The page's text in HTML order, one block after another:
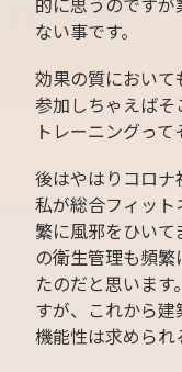
的に思うのですが
ない事です。
効果の質において
参加しちゃえばそ
トレーニングっ
後はやはりコロナ
私が総合フィッ
繁に風邪をひいて
の衛生管理も頻繁
たのだと思いま
すが、これから
機能性は求められ